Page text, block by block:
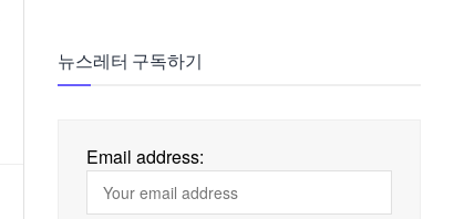
뉴스레터 구독하기
Email address: